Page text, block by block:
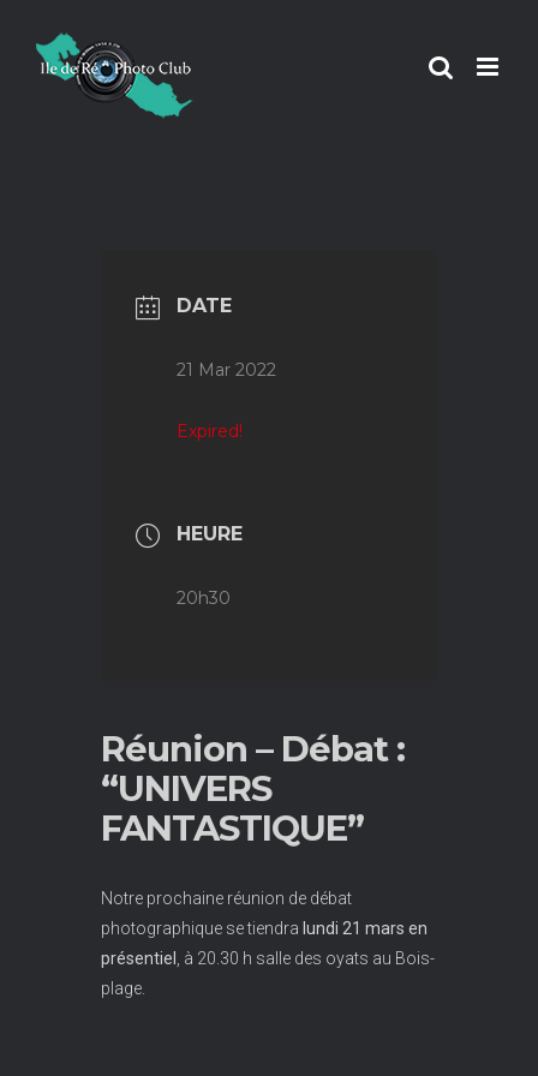
DATE
21 Mar 2022
Expired!
HEURE
20h30
Réunion – Débat :
“UNIVERS
FANTASTIQUE”
Notre prochaine réunion de débat
photographique se tiendra lundi 21 mars en
présentiel
, à 20.30 h salle des oyats au Bois-
plage.